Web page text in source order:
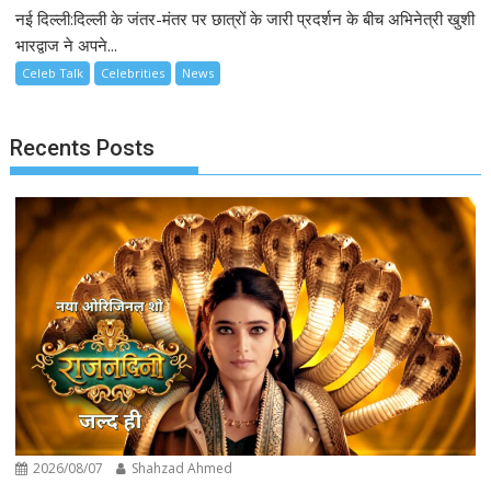
नई दिल्ली:दिल्ली के जंतर-मंतर पर छात्रों के जारी प्रदर्शन के बीच अभिनेत्री खुशी
भारद्वाज ने अपने...
Celeb Talk Celebrities News
Recents Posts
2026/08/07 Shahzad Ahmed